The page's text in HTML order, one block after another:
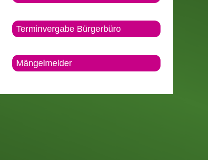
Terminvergabe Bürgerbüro
Mängelmelder